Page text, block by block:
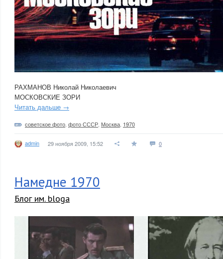
РАХМАНОВ Николай Николаевич
МОСКОВСКИЕ ЗОРИ
Читать дальше →
советское фото фото СССР Москва 1970
admin 29 ноября 2009, 15:52 0
Намедне 1970
Блог им. bloga